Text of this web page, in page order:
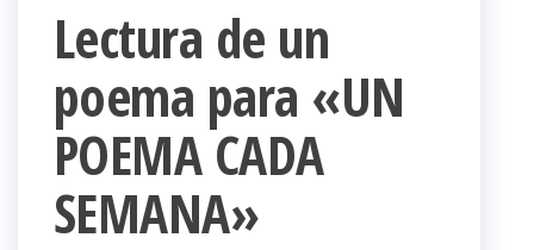
Lectura de un
poema para «UN
POEMA CADA
SEMANA»